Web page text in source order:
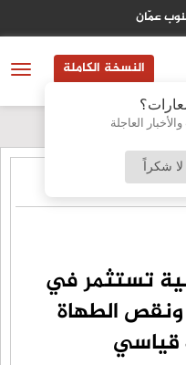
العاجلة
لا شكراً
اليمن يطلق عملية عسكرية واسعة
النسخة الكاملة
تستثمر في
الطهاة
قياسي